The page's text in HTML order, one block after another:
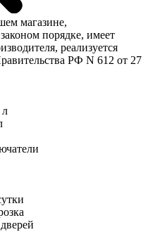
магазине,
порядке, имеет
реализуется
РФ N 612 от 27
л